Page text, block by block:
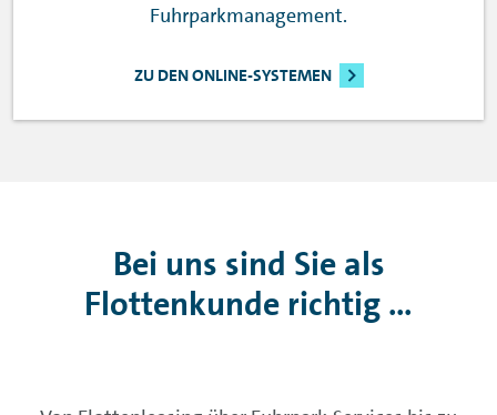
Fuhrparkmanagement.
ZU DEN ONLINE-SYSTEMEN
Bei uns sind Sie als
Flottenkunde richtig ...